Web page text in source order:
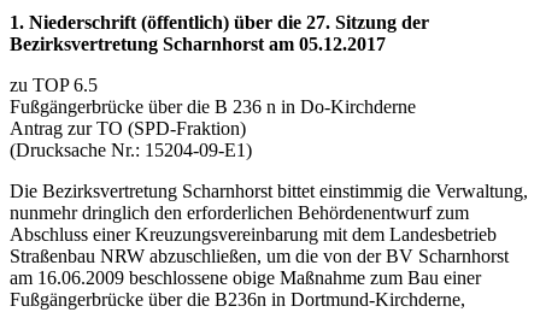
1. Niederschrift (öffentlich) über die 27. Sitzung der
Bezirksvertretung Scharnhorst am 05.12.2017
zu TOP 6.5
Fußgängerbrücke über die B 236 n in Do-Kirchderne
Antrag zur TO (SPD-Fraktion)
(Drucksache Nr.: 15204-09-E1)
Die Bezirksvertretung Scharnhorst bittet einstimmig die Verwaltung,
nunmehr dringlich den erforderlichen Behördenentwurf zum
Abschluss einer Kreuzungsvereinbarung mit dem Landesbetrieb
Straßenbau NRW abzuschließen, um die von der BV Scharnhorst
am 16.06.2009 beschlossene obige Maßnahme zum Bau einer
Fußgängerbrücke über die B236n in Dortmund-Kirchderne,